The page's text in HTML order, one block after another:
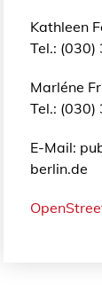
Kathleen
Tel.:
Marléne
Tel.:
E-Mail:
berlin.de